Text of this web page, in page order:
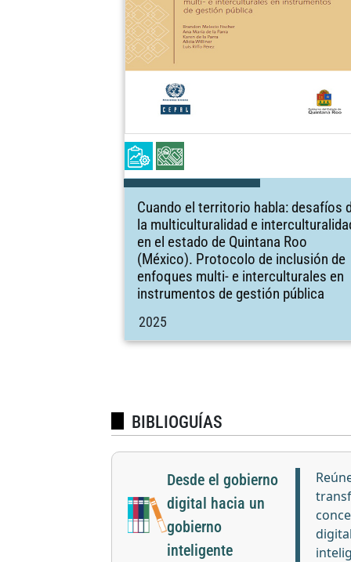
Cuando el territorio habla: desafíos
la multiculturalidad e
en el estado de Quintana Roo
(México). Protocolo de inclusión de
enfoques multi- e interculturales en
instrumentos de gestión pública
2025
BIBLIOGUÍAS
Desde el gobierno
digital hacia un
gobierno
inteligente